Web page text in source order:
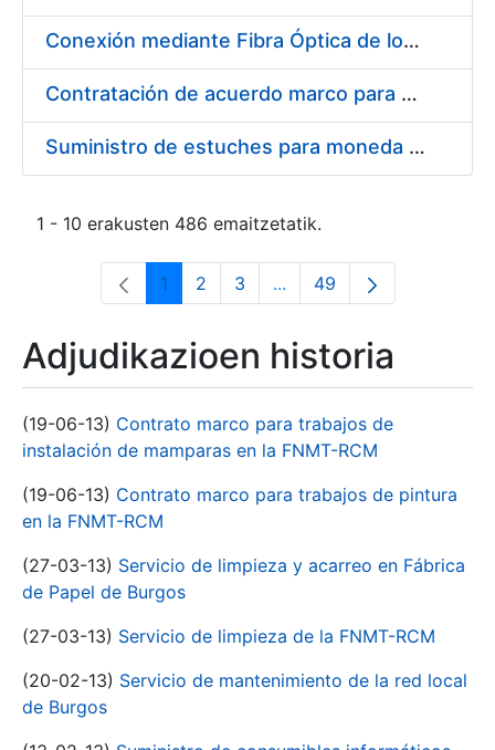
Conexión mediante Fibra Óptica de los Centros de Proceso de Datos (CPDs) de las sedes de la FNMT-RCM de Burgos y Madrid
Contratación de acuerdo marco para el Suministro de Material de Electricidad para la Fábrica Nacional de Moneda y Timbre-Real Casa de la Moneda en su centro de trabajo de Burgos
Suministro de estuches para moneda de 30 €
1 - 10 erakusten 486 emaitzetatik.
Orrialdea
1 Orrialdea
2 Orrialdea
3 ...Intermediate Pages Use
Orrialdea
49
Adjudikazioen historia
(19-06-13) Contrato marco para trabajos de
instalación de mamparas en la FNMT-RCM
(19-06-13) Contrato marco para trabajos de pintura
en la FNMT-RCM
(27-03-13) Servicio de limpieza y acarreo en Fábrica
de Papel de Burgos
(27-03-13) Servicio de limpieza de la FNMT-RCM
(20-02-13) Servicio de mantenimiento de la red local
de Burgos